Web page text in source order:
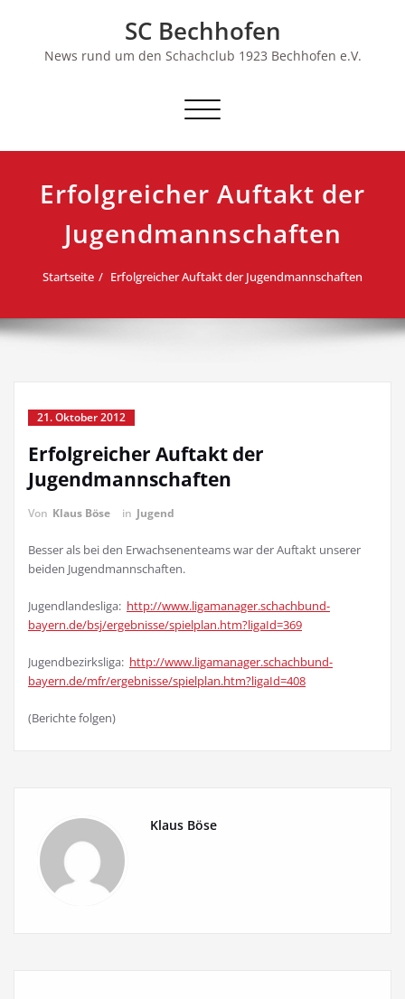
SC Bechhofen
News rund um den Schachclub 1923 Bechhofen e.V.
Schalte
Erfolgreicher Auftakt der
Jugendmannschaften
Startseite Erfolgreicher Auftakt der Jugendmannschaften
21. Oktober 2012
Erfolgreicher Auftakt der
Jugendmannschaften
Von Klaus Böse in Jugend
Besser als bei den Erwachsenenteams war der Auftakt unserer
beiden Jugendmannschaften.
Jugendlandesliga: http://www.ligamanager.schachbund-
bayern.de/bsj/ergebnisse/spielplan.htm?ligaId=369
Jugendbezirksliga: http://www.ligamanager.schachbund-
bayern.de/mfr/ergebnisse/spielplan.htm?ligaId=408
(Berichte folgen)
Klaus Böse